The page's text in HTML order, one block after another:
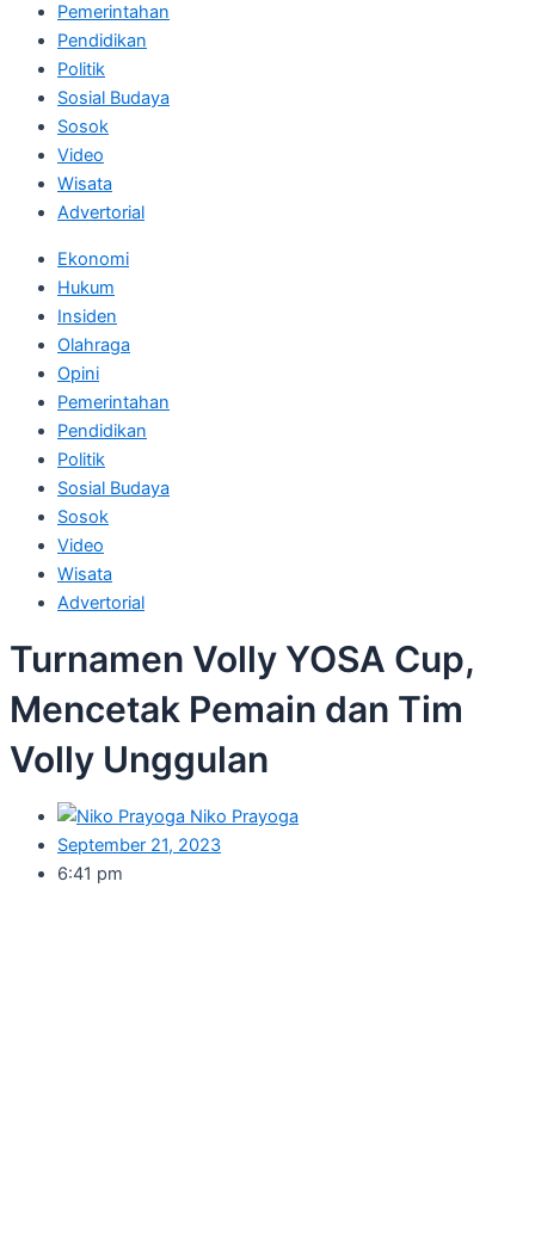
Pemerintahan
Pendidikan
Politik
Sosial Budaya
Sosok
Video
Wisata
Advertorial
Ekonomi
Hukum
Insiden
Olahraga
Opini
Pemerintahan
Pendidikan
Politik
Sosial Budaya
Sosok
Video
Wisata
Advertorial
Turnamen Volly YOSA Cup,
Mencetak Pemain dan Tim
Volly Unggulan
Niko Prayoga
September 21, 2023
6:41 pm